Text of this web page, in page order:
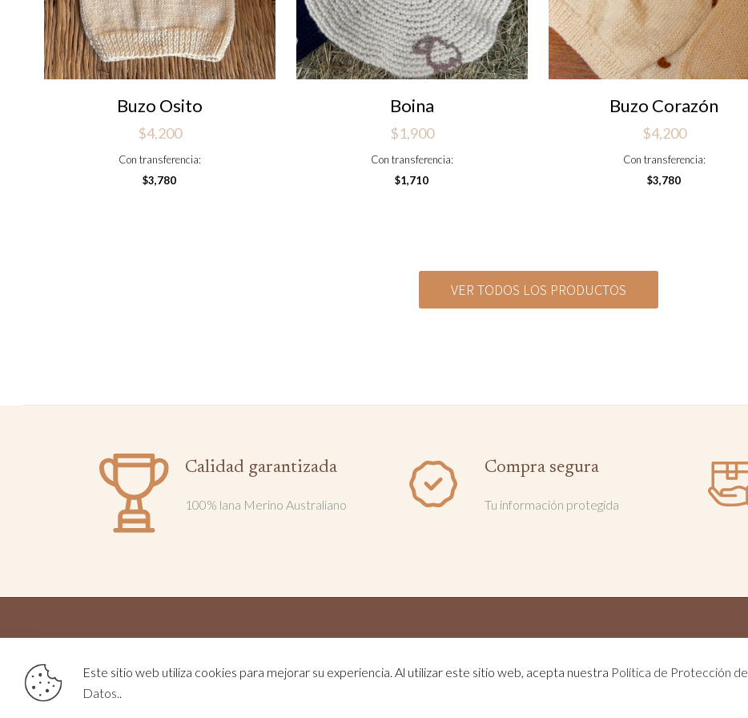
Buzo Osito
$4,200
Con transferencia:
$3,780
Boina
$1,900
Con transferencia:
$1,710
Buzo Corazón
$4,200
Este
producto
página
Con transferencia:
$3,780
VER TODOS LOS PRODUCTOS
Calidad garantizada
100% lana Merino Australiano
Compra segura
Tu información protegida
Este sitio web utiliza cookies para mejorar su experiencia. Al utilizar este sitio web, acepta nuestra Política de Protección de
Datos..